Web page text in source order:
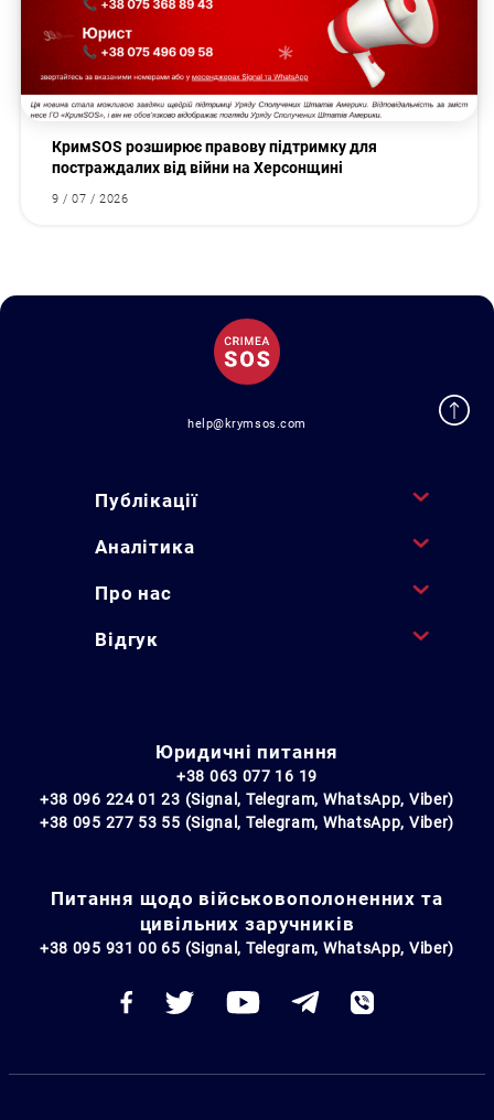
КримSOS розширює правову підтримку для
постраждалих від війни на Херсонщині
9 / 07 / 2026
help@krymsos.com
Публікації
Аналітика
Про нас
Відгук
Юридичні питання
+38 063 077 16 19
+38 096 224 01 23 (Signal, Telegram, WhatsApp, Viber)
+38 095 277 53 55 (Signal, Telegram, WhatsApp, Viber)
Питання щодо військовополоненних та
цивільних заручників
+38 095 931 00 65 (Signal, Telegram, WhatsApp, Viber)